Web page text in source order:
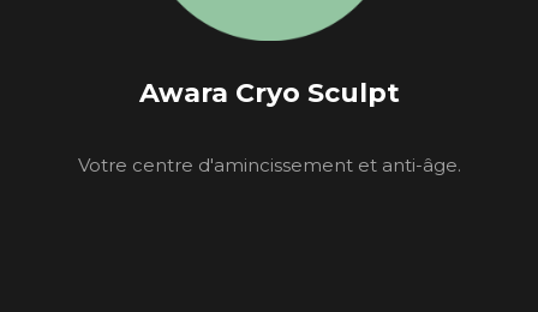
Awara Cryo Sculpt
Votre centre d'amincissement et anti-âge.